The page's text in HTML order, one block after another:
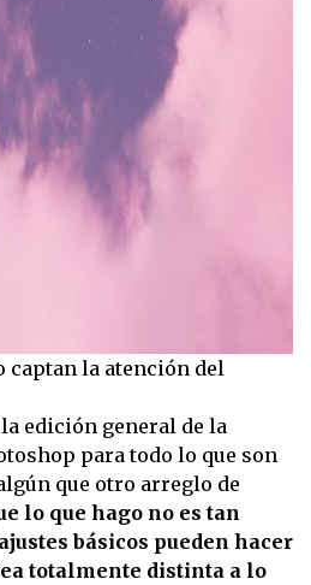
captan la atención del
edición general de la
para todo lo que son
que otro arreglo de
lo que hago no es tan
básicos pueden hacer
totalmente distinta a lo